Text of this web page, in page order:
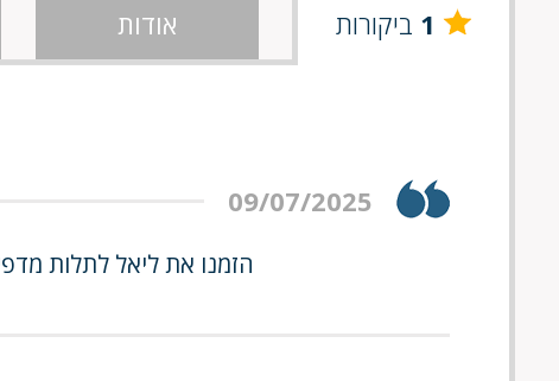
1 ביקורות אודות
09/07/2025
הזמנו את ליאל לתלות